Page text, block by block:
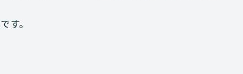
です。